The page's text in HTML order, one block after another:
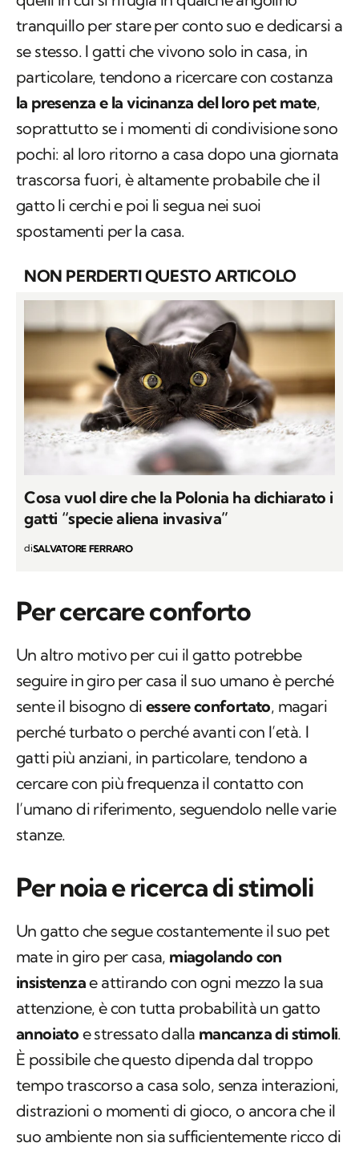
tranquillo per stare per conto suo e dedicarsi a
se stesso. I gatti che vivono solo in casa, in
particolare, tendono a ricercare con costanza
la presenza e la vicinanza del loro pet mate,
soprattutto se i momenti di condivisione sono
pochi: al loro ritorno a casa dopo una giornata
trascorsa fuori, è altamente probabile che il
gatto li cerchi e poi li segua nei suoi
spostamenti per la casa.
NON PERDERTI QUESTO ARTICOLO
Cosa vuol dire che la Polonia ha dichiarato i
gatti “specie aliena invasiva”
diSALVATORE FERRARO
Per cercare conforto
Un altro motivo per cui il gatto potrebbe
seguire in giro per casa il suo umano è perché
sente il bisogno di essere confortato, magari
perché turbato o perché avanti con l’età. I
gatti più anziani, in particolare, tendono a
cercare con più frequenza il contatto con
l’umano di riferimento, seguendolo nelle varie
stanze.
Per noia e ricerca di stimoli
Un gatto che segue costantemente il suo pet
mate in giro per casa, miagolando con
insistenzae attirando con ogni mezzo la sua
attenzione, è con tutta probabilità un gatto
annoiato e stressato dalla mancanza di stimoli.
È possibile che questo dipenda dal troppo
tempo trascorso a casa solo, senza interazioni,
distrazioni o momenti di gioco, o ancora che il
suo ambiente non sia sufficientemente ricco di